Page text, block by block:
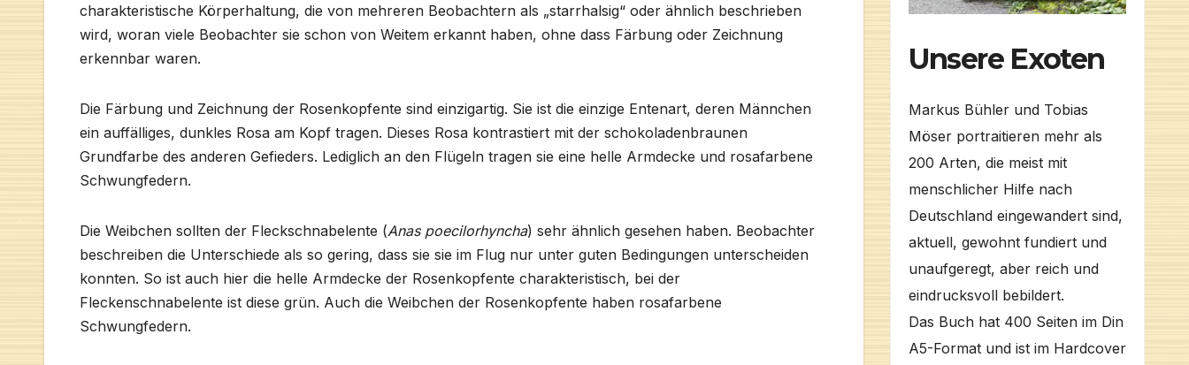
charakteristische Körperhaltung, die von mehreren Beobachtern als „starrhalsig“ oder ähnlich beschrieben
wird, woran viele Beobachter sie schon von Weitem erkannt haben, ohne dass Färbung oder Zeichnung
erkennbar waren.
Die Färbung und Zeichnung der Rosenkopfente sind einzigartig. Sie ist die einzige Entenart, deren Männchen
ein auffälliges, dunkles Rosa am Kopf tragen. Dieses Rosa kontrastiert mit der schokoladenbraunen
Grundfarbe des anderen Gefieders. Lediglich an den Flügeln tragen sie eine helle Armdecke und rosafarbene
Schwungfedern.
Die Weibchen sollten der Fleckschnabelente (Anas poecilorhyncha) sehr ähnlich gesehen haben. Beobachter
beschreiben die Unterschiede als so gering, dass sie sie im Flug nur unter guten Bedingungen unterscheiden
konnten. So ist auch hier die helle Armdecke der Rosenkopfente charakteristisch, bei der
Fleckenschnabelente ist diese grün. Auch die Weibchen der Rosenkopfente haben rosafarbene
Schwungfedern.
Unsere Exoten
Markus Bühler und Tobias
Möser portraitieren mehr als
200 Arten, die meist mit
menschlicher Hilfe nach
Deutschland eingewandert sind,
aktuell, gewohnt fundiert und
unaufgeregt, aber reich und
eindrucksvoll bebildert.
Das Buch hat 400 Seiten im Din
A5-Format und ist im Hardcover